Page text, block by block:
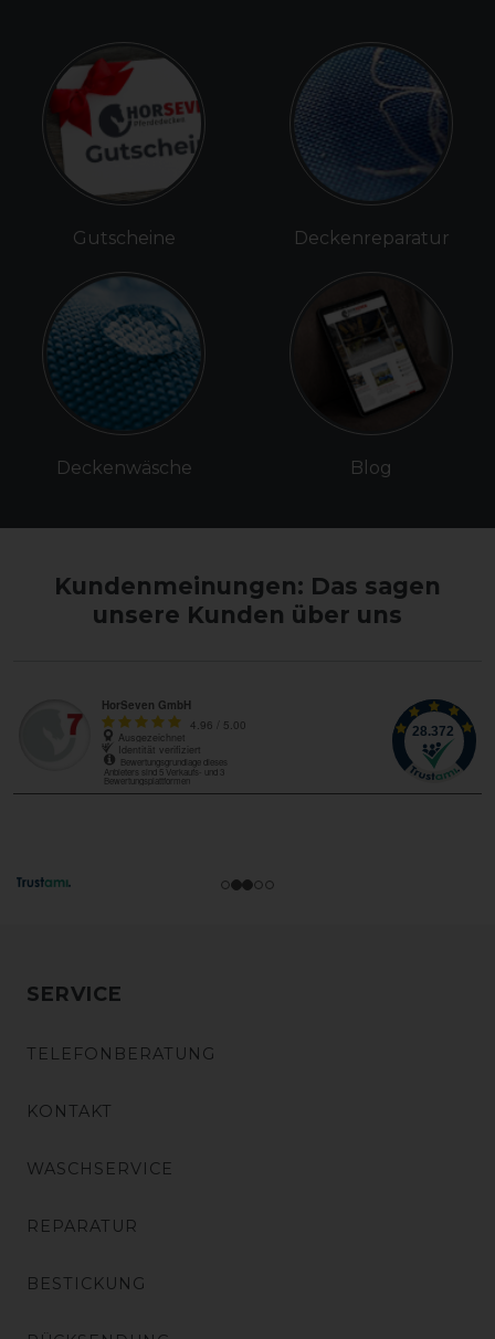
Gutscheine
Deckenwäsche
Deckenreparatur
Blog
Kundenmeinungen: Das sagen
unsere Kunden über uns
SERVICE
TELEFONBERATUNG
KONTAKT
WASCHSERVICE
REPARATUR
BESTICKUNG